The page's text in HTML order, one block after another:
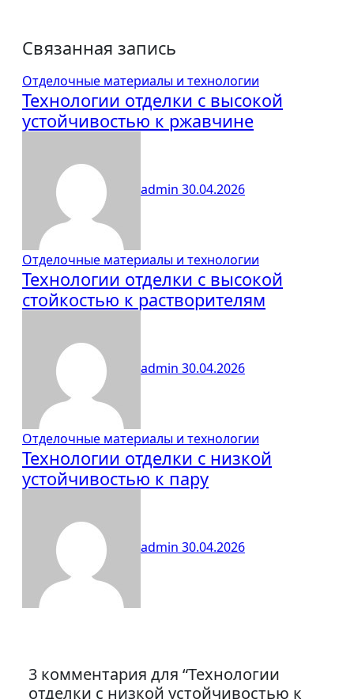
Связанная запись
Отделочные материалы и технологии
Технологии отделки с высокой
устойчивостью к ржавчине
admin 30.04.2026
Отделочные материалы и технологии
Технологии отделки с высокой
стойкостью к растворителям
admin 30.04.2026
Отделочные материалы и технологии
Технологии отделки с низкой
устойчивостью к пару
admin 30.04.2026
3 комментария для “Технологии
отделки с низкой устойчивостью к